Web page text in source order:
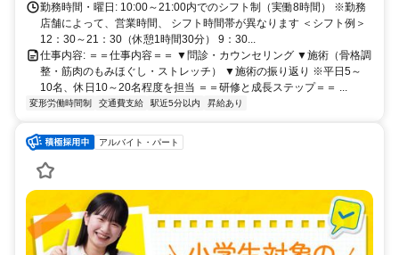
勤務時間・曜日: 10:00～21:00内でのシフト制（実働8時間） ※勤務
店舗によって、営業時間、 シフト時間帯が異なります ＜シフト例＞
12：30～21：30（休憩1時間30分） 9：30...
仕事内容: ＝＝仕事内容＝＝ ▼問診・カウンセリング ▼施術（骨格調
整・筋肉のもみほぐし・ストレッチ） ▼施術の振り返り ※平日5～
10名、休日10～20名程度を担当 ＝＝研修と成長ステップ＝＝ ...
変形労働時間制 交通費支給 駅近5分以内 昇給あり
アルバイト・パート